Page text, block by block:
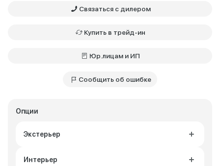
Опции
Экстерьер
Интерьер
Связаться с дилером
Купить в трейд-ин
Юр.лицам и ИП
Сообщить об ошибке